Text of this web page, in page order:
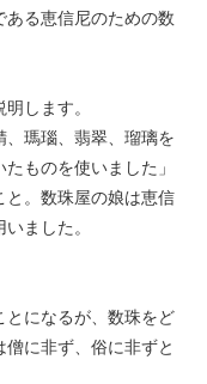
ある恵信尼のための数
します。
、瑪瑙、翡翠、瑠璃を
ものを使いました」
。数珠屋の娘は恵信
ました。
とになるが、数珠をど
に非ず、俗に非ずと